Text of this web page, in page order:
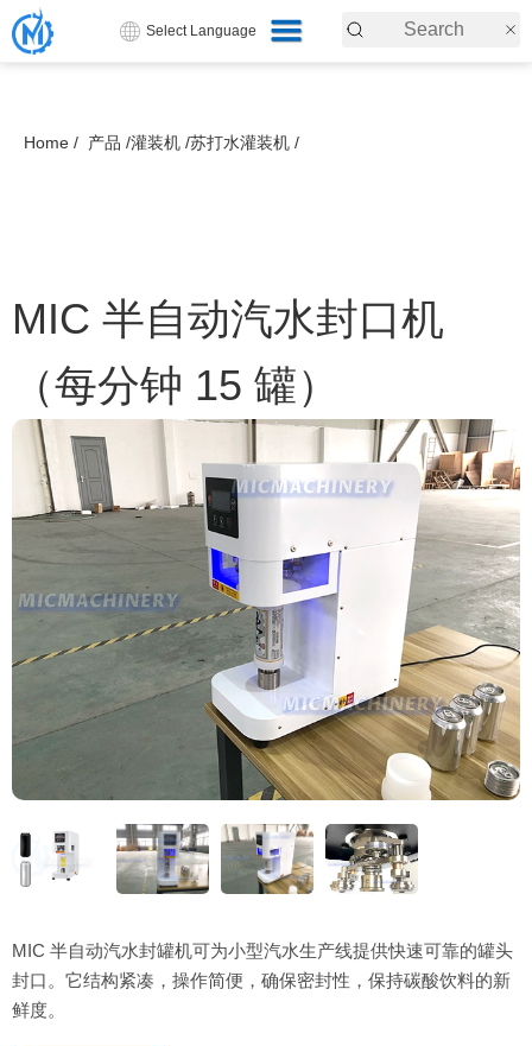
Select Language
Home / 产品 /灌装机 /苏打水灌装机 /
MIC 半自动汽水封口机
（每分钟 15 罐）
MIC 半自动汽水封罐机可为小型汽水生产线提供快速可靠的罐头
封口。它结构紧凑，操作简便，确保密封性，保持碳酸饮料的新
鲜度。